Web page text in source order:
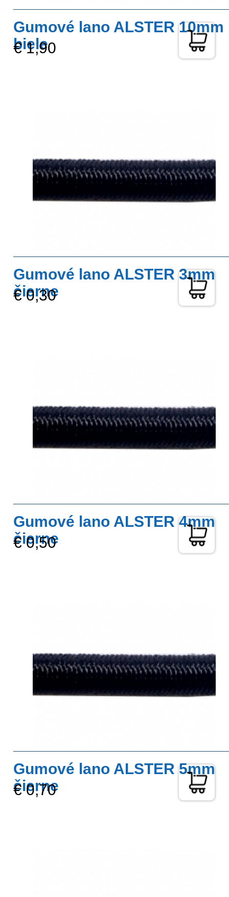
Gumové lano ALSTER 10mm
biele
€ 1,90
Gumové lano ALSTER 3mm
čierne
€ 0,30
Gumové lano ALSTER 4mm
čierne
€ 0,50
Gumové lano ALSTER 5mm
čierne
€ 0,70